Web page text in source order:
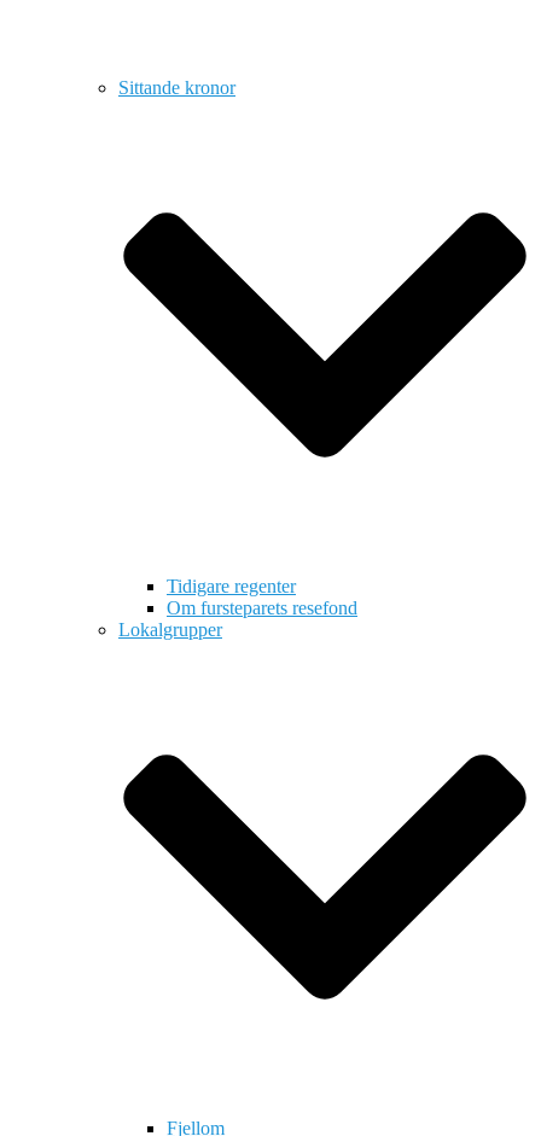
Sittande kronor
Tidigare regenter
Om fursteparets resefond
Lokalgrupper
Fjellom